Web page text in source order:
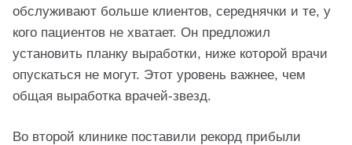
обслуживают больше клиентов, середнячки и те, у
кого пациентов не хватает. Он предложил
установить планку выработки, ниже которой врачи
опускаться не могут. Этот уровень важнее, чем
общая выработка врачей-звезд.
Во второй клинике поставили рекорд прибыли